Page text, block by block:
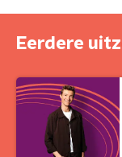
Eerdere